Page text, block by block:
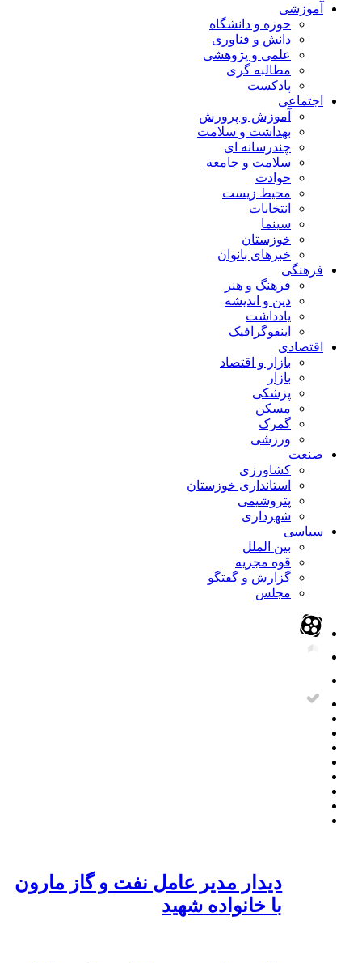
آموزشی
حوزه و دانشگاه
دانش و فناوری
علمی و پژوهشی
مطالبه گری
پادکست
اجتماعی
آموزش و پرورش
بهداشت و سلامت
چندرسانه ای
سلامت و جامعه
حوادث
محیط زیست
انتخابات
سینما
خوزستان
خبرهای بانوان
فرهنگی
فرهنگ و هنر
دین و اندیشه
یادداشت
اینفوگرافیک
اقتصادی
بازار و اقتصاد
بازار
پزشکی
مسکن
گمرک
ورزشی
صنعت
کشاورزی
استانداری خوزستان
پتروشیمی
شهرداری
سیاسی
بین الملل
قوه مجریه
گزارش و گفتگو
مجلس
دیدار مدیر عامل نفت و گاز مارون
با خانواده شهید